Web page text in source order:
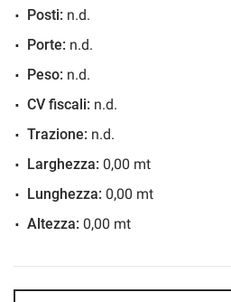
48 Mesi
596€/mese
36 Mesi
599€/mese
Posti: n.d.
Porte: n.d.
Peso: n.d.
CV fiscali: n.d.
Trazione: n.d.
Larghezza: 0,00 mt
Lunghezza: 0,00 mt
Altezza: 0,00 mt